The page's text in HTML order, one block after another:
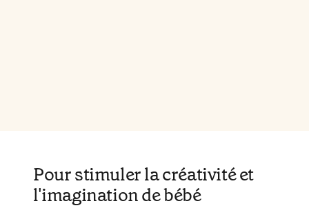
Pour stimuler la créativité et
l'imagination de bébé